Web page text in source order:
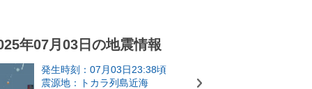
年07月03日の地震情報
発生時刻：07月03日23:38頃
震源地：トカラ列島近海